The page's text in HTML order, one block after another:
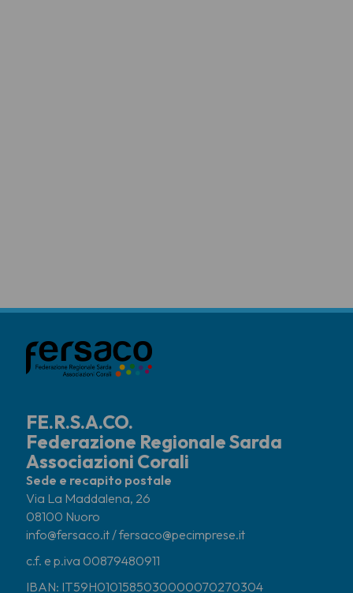
FE.R.S.A.CO.
Federazione Regionale Sarda
Associazioni Corali
Sede e recapito postale
Via La Maddalena, 26
08100 Nuoro
info@fersaco.it / fersaco@pecimprese.it
c.f. e p.iva 00879480911
IBAN: IT59H0101585030000070270304